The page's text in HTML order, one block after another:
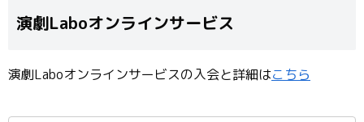
演劇Laboオンラインサービス
演劇Laboオンラインサービスの入会と詳細はこちら